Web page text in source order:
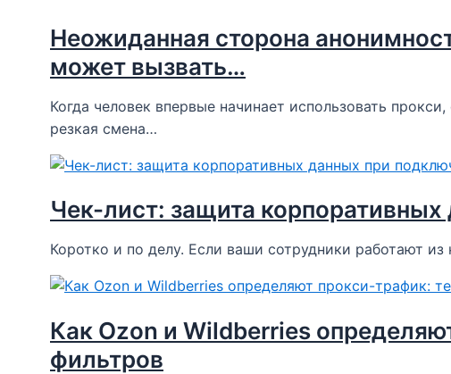
Неожиданная сторона
может вызвать…
Когда человек впервые начинает использовать
резкая смена…
Чек-лист: защита
Коротко и по делу. Если ваши сотрудники работают
Как Ozon и Wildberries
фильтров